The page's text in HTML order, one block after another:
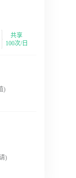
共享
100次/日
)
)